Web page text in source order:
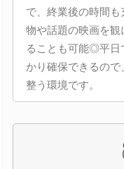
で、終業後の時間
物や話題の映画を
ることも可能◎平日
かり確保できるので
整う環境です。